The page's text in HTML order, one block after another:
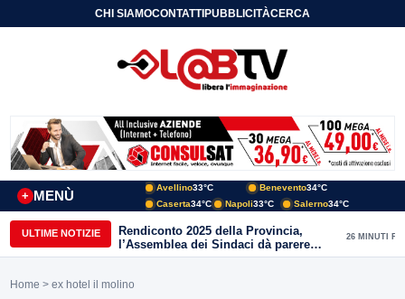
CHI SIAMOCONTATTIPUBBLICITÀCERCA
MENÙ
+
Avellino33°C Benevento34°C
Caserta34°C Napoli33°C Salerno34°C
ULTIME NOTIZIE
Rendiconto 2025 della Provincia,
l’Assemblea dei Sindaci dà parere
favorevole all’unanimità
26 MINUTI FA
Home > ex hotel il molino